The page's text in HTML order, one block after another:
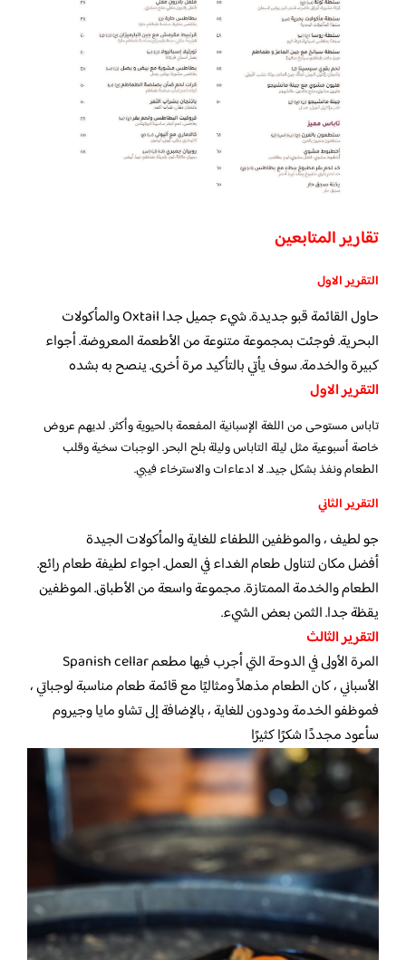
تقارير المتابعين
التقرير الاول
حاول القائمة قبو جديدة. شيء جميل جدا Oxtail والمأكولات
البحرية. فوجئت بمجموعة متنوعة من الأطعمة المعروضة. أجواء
كبيرة والخدمة. سوف يأتي بالتأكيد مرة أخرى. ينصح به بشده
التقرير الاول
تاباس مستوحى من اللغة الإسبانية المفعمة بالحيوية وأكثر. لديهم عروض
خاصة أسبوعية مثل ليلة التاباس وليلة بلح البحر. الوجبات سخية وقلب
الطعام ونفذ بشكل جيد. لا ادعاءات والاسترخاء فيبي.
التقرير الثاني
جو لطيف ، والموظفين اللطفاء للغاية والمأكولات الجيدة
أفضل مكان لتناول طعام الغداء في العمل. اجواء لطيفة طعام رائع.
الطعام والخدمة الممتازة. مجموعة واسعة من الأطباق. الموظفين
يقظة جدا. الثمن بعض الشيء.
التقرير الثالث
المرة الأولى في الدوحة التي أجرب فيها مطعم Spanish cellar
الأسباني ، كان الطعام مذهلاً ومثاليًا مع قائمة طعام مناسبة لوجباتي ،
فموظفو الخدمة ودودون للغاية ، بالإضافة إلى تشاو مايا وجيروم
سأعود مجددًا شكرًا كثيرًا